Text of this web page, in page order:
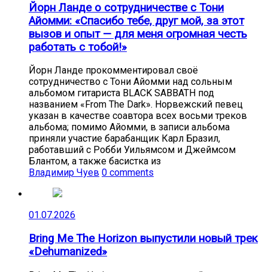
Йорн Ланде о сотрудничестве с Тони
Айомми: «Спасибо тебе, друг мой, за этот
вызов и опыт — для меня огромная честь
работать с тобой!»
Йорн Ланде прокомментировал своё
сотрудничество с Тони Айомми над сольным
альбомом гитариста BLACK SABBATH под
названием «From The Dark». Норвежский певец
указан в качестве соавтора всех восьми треков
альбома; помимо Айомми, в записи альбома
приняли участие барабанщик Карл Бразил,
работавший с Робби Уильямсом и Джеймсом
Блантом, а также басистка из
Владимир Чуев 0 comments
01.07.2026
Bring Me The Horizon выпустили новый трек
«Dehumanized»